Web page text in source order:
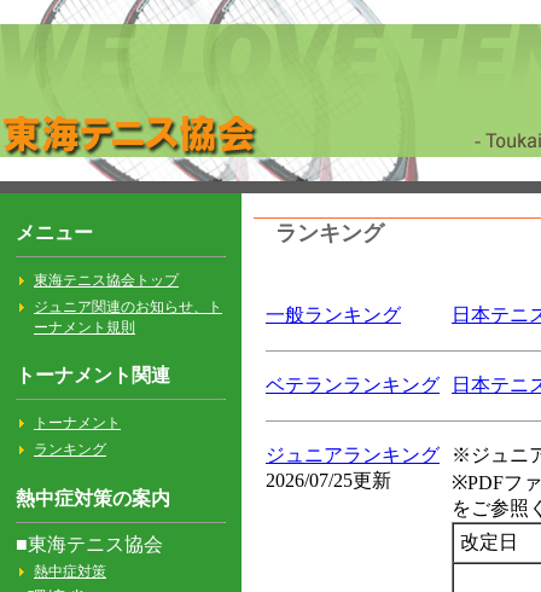
ランキング
一般ランキング 日本テニ
ベテランランキング 日本テニ
ジュニアランキング
2026/07/25更新
※ジュニ
※PDFフ
をご参照
改定日